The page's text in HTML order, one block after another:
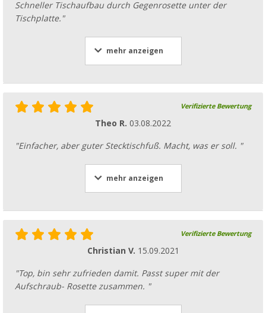
Schneller Tischaufbau durch Gegenrosette unter der
Tischplatte."
mehr anzeigen
Verifizierte Bewertung
Theo R. 03.08.2022
"Einfacher, aber guter Stecktischfuß. Macht, was er soll. "
mehr anzeigen
Verifizierte Bewertung
Christian V. 15.09.2021
"Top, bin sehr zufrieden damit. Passt super mit der
Aufschraub- Rosette zusammen. "